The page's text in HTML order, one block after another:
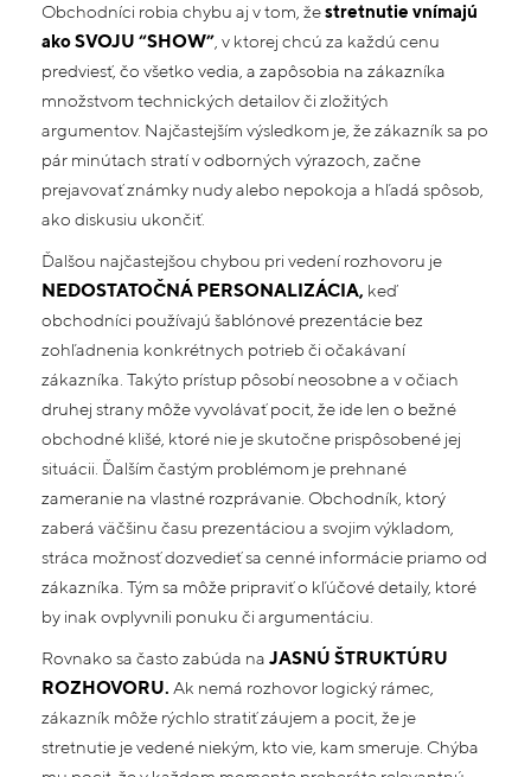
Obchodníci robia chybu aj v tom, žestretnutie vnímajú
ako SVOJU “SHOW” , v ktorej chcú za každú cenu
predviesť, čo všetko vedia, a zapôsobia na zákazníka
množstvom technických detailov či zložitých
argumentov. Najčastejším výsledkom je, že zákazník sa po
pár minútach stratí v odborných výrazoch, začne
prejavovať známky nudy alebo nepokoja a hľadá spôsob,
ako diskusiu ukončiť.
Ďalšou najčastejšou chybou pri vedení rozhovoru je
NEDOSTATOČNÁ PERSONALIZÁCIA, keď
obchodníci používajú šablónové prezentácie bez
zohľadnenia konkrétnych potrieb či očakávaní
zákazníka. Takýto prístup pôsobí neosobne a v očiach
druhej strany môže vyvolávať pocit, že ide len o bežné
obchodné klišé, ktoré nie je skutočne prispôsobené jej
situácii. Ďalším častým problémom je prehnané
zameranie na vlastné rozprávanie. Obchodník, ktorý
zaberá väčšinu času prezentáciou a svojim výkladom,
stráca možnosť dozvedieť sa cenné informácie priamo od
zákazníka. Tým sa môže pripraviť o kľúčové detaily, ktoré
by inak ovplyvnili ponuku či argumentáciu.
Rovnako sa často zabúda na JASNÚ ŠTRUKTÚRU
ROZHOVORU. Ak nemá rozhovor logický rámec,
zákazník môže rýchlo stratiť záujem a pocit, že je
stretnutie je vedené niekým, kto vie, kam smeruje. Chýba